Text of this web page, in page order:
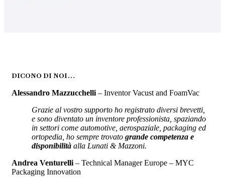
DICONO DI NOI…
Alessandro Mazzucchelli – Inventor Vacust and FoamVac
Grazie al vostro supporto ho registrato diversi brevetti,
e sono diventato un inventore professionista, spaziando
in settori come automotive, aerospaziale, packaging ed
ortopedia, ho sempre trovato grande competenza e
disponibilità alla Lunati & Mazzoni.
Andrea Venturelli – Technical Manager Europe – MYC
Packaging Innovation